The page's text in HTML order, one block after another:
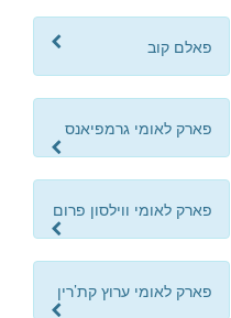
פאלם קוב
פארק לאומי גרמפיאנס
פארק לאומי ווילסון פרום
פארק לאומי ערוץ קת’רין